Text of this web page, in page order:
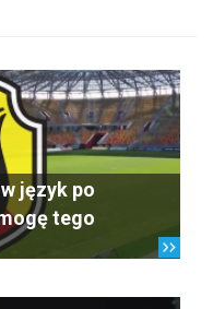
język po
tego